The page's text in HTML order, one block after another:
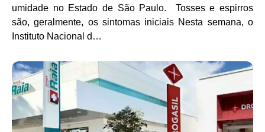
umidade no Estado de São Paulo. Tosses e espirros
são, geralmente, os sintomas iniciais Nesta semana, o
Instituto Nacional d…